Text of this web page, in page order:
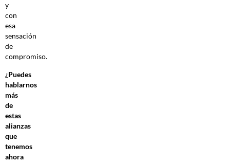
y
con
esa
sensación
de
compromiso.
¿Puedes
hablarnos
más
de
estas
alianzas
que
tenemos
ahora